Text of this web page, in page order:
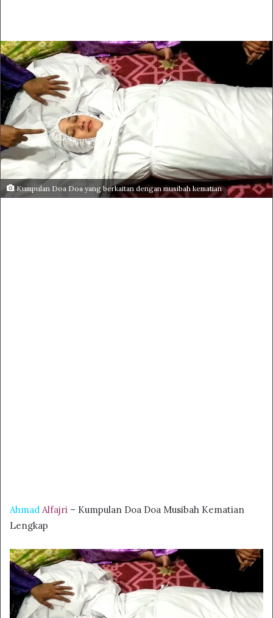
Kumpulan Doa Doa yang berkaitan dengan musibah kematian
Ahmad Alfajri – Kumpulan Doa Doa Musibah Kematian
Lengkap